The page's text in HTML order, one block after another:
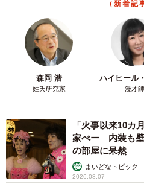
ド 「どなたか
才師が譲渡の意向
まいどなトピック
【漫画】「高い
い？」高級レジ
松波 穂乃圭
2026.08.06
大河出演の39歳
美を連投 「バッ
す」